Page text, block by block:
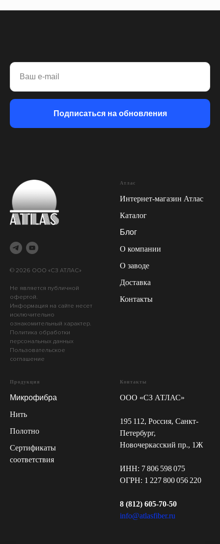
Ваш e-mail
Подписаться на обновления
© 2026 ООО «СЗ АТЛАС»
Не является публичной
офертой.
Информация на сайте несет
исключительно
ознакомительный характер.
Политика обработки
персональных данных
Пользовательское
соглашение
Атлас
Интернет-магазин Атлас
Каталог
Блог
О компании
О заводе
Доставка
Контакты
Продукция
Микрофибра
Нить
Полотно
Сертификаты
соответствия
Контакты
ООО «СЗ АТЛАС»
195 112, Россия, Санкт-
Петербург,
Новочеркасский пр., 1Ж
ИНН: 7 806 598 075
ОГРН: 1 227 800 056 220
8 (812) 605-70-50
info@atlasfiber.ru